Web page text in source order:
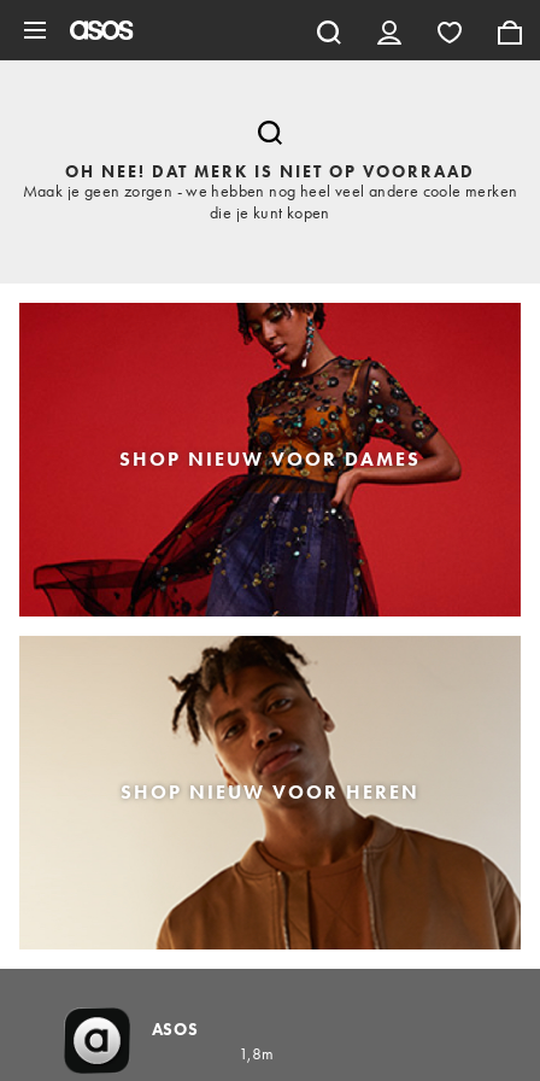
OH NEE! DAT MERK IS NIET OP VOORRAAD
Maak je geen zorgen - we hebben nog heel veel andere coole merken
die je kunt kopen
SHOP NIEUW VOOR DAMES
SHOP NIEUW VOOR HEREN
ASOS
1,8m